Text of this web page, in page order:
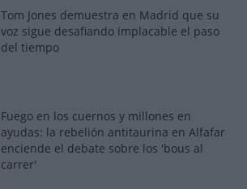
Tom Jones demuestra en Madrid que su
voz sigue desafiando implacable el paso
del tiempo
Fuego en los cuernos y millones en
ayudas: la rebelión antitaurina en Alfafar
enciende el debate sobre los 'bous al
carrer'